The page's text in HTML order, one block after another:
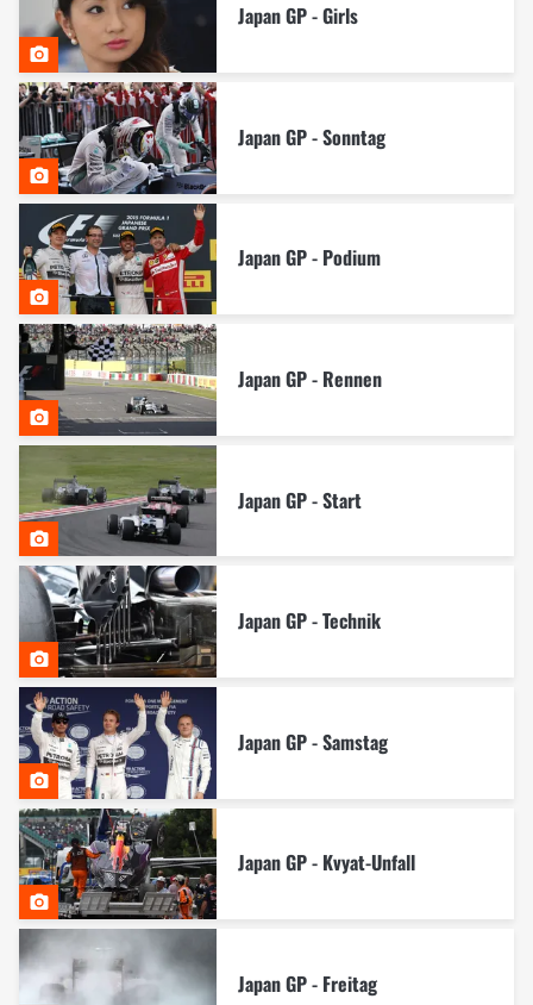
Japan GP - Girls
Japan GP - Sonntag
Japan GP - Podium
Japan GP - Rennen
Japan GP - Start
Japan GP - Technik
Japan GP - Samstag
Japan GP - Kvyat-Unfall
Japan GP - Freitag